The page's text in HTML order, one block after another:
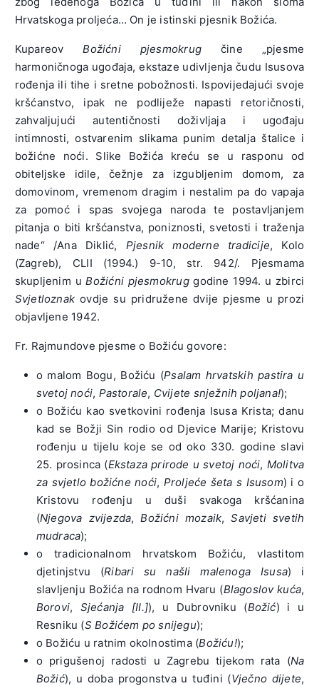
Hrvatskoga proljeća… On je istinski pjesnik Božića.
KupareovBožićni pjesmokrugčine „pjesme
harmoničnoga ugođaja, ekstaze udivljenja čudu Isusova
rođenja ili tihe i sretne pobožnosti. Ispovijedajući svoje
kršćanstvo, ipak ne podliježe napasti retoričnosti,
zahvaljujući autentičnosti doživljaja i ugođaju
intimnosti, ostvarenim slikama punim detalja štalice i
božićne noći. Slike Božića kreću se u rasponu od
obiteljske idile, čežnje za izgubljenim domom, za
domovinom, vremenom dragim i nestalim pa do vapaja
za pomoć i spas svojega naroda te postavljanjem
pitanja o biti kršćanstva, poniznosti, svetosti i traženja
nade“ /Ana Diklić, Pjesnik moderne tradicije, Kolo
(Zagreb), CLII (1994.) 9-10, str. 942/. Pjesmama
skupljenim uBožićni pjesmokruggodine 1994. u zbirci
Svjetloznak ovdje su pridružene dvije pjesme u prozi
objavljene 1942.
Fr. Rajmundove pjesme o Božiću govore:
o malom Bogu, Božiću (Psalam hrvatskih pastira u
svetoj noći, Pastorale, Cvijete snježnih poljana!);
o Božiću kao svetkovini rođenja Isusa Krista; danu
kad se Božji Sin rodio od Djevice Marije; Kristovu
rođenju u tijelu koje se od oko 330. godine slavi
25. prosinca (Ekstaza prirode u svetoj noći, Molitva
za svjetlo božićne noći, Proljeće šeta s Isusom) i o
Kristovu rođenju u duši svakoga kršćanina
(Njegova zvijezda, Božićni mozaik,Savjeti svetih
mudraca);
o tradicionalnom hrvatskom Božiću, vlastitom
djetinjstvu (Ribari su našli malenoga Isusa) i
slavljenju Božića na rodnom Hvaru (Blagoslov kuća,
Borovi, Sjećanja [II.]), u Dubrovniku (Božić) i u
Resniku (S Božićem po snijegu);
o Božiću u ratnim okolnostima (Božiću!);
o prigušenoj radosti u Zagrebu tijekom rata (Na
Božić), u doba progonstva u tuđini (Vječno dijete,